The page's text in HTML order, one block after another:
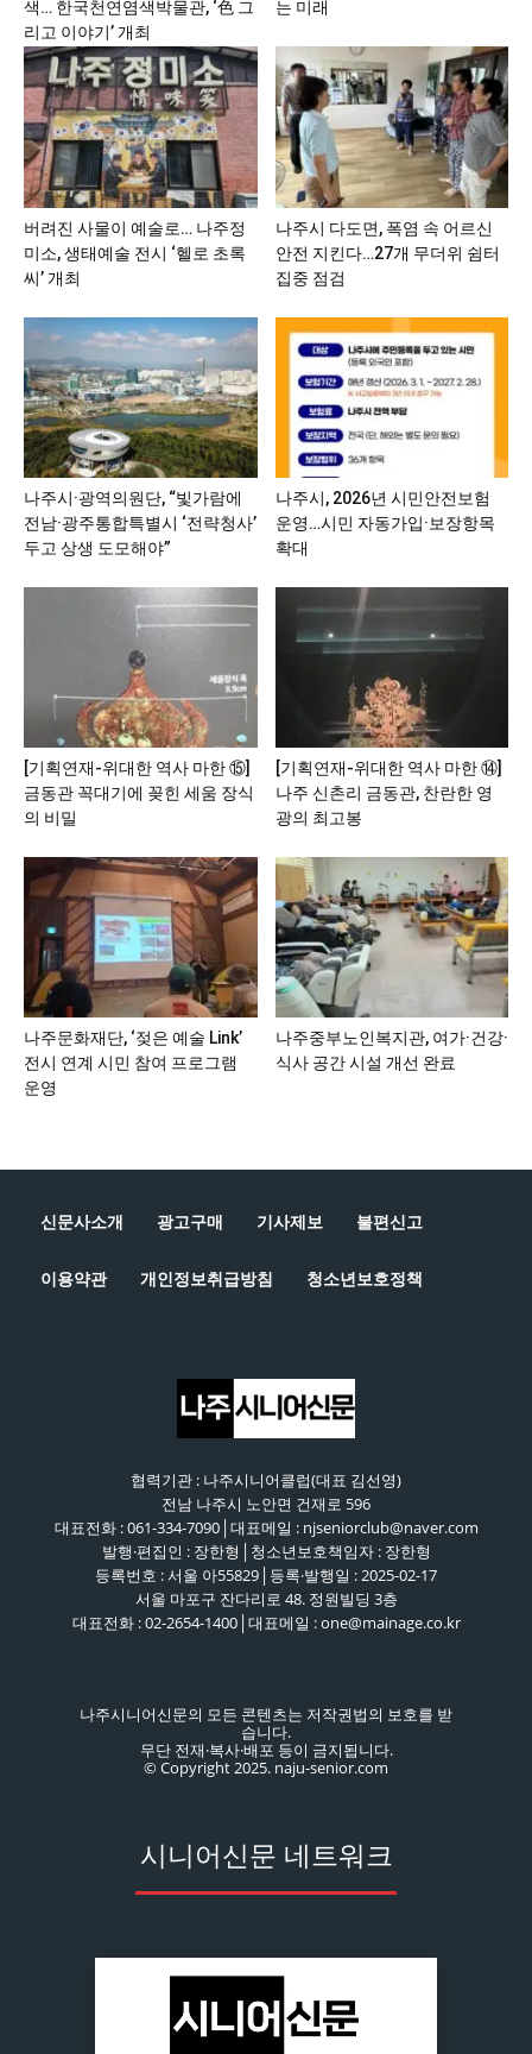
색… 한국천연염색박물관, ‘色 그
리고 이야기’ 개최
는 미래
버려진 사물이 예술로… 나주정
미소, 생태예술 전시 ‘헬로 초록
씨’ 개최
나주시 다도면, 폭염 속 어르신
안전 지킨다…27개 무더위 쉼터
집중 점검
나주시·광역의원단, “빛가람에
전남·광주통합특별시 ‘전략청사’
두고 상생 도모해야”
나주시, 2026년 시민안전보험
운영…시민 자동가입·보장항목
확대
[기획연재-위대한 역사 마한 ⑮]
금동관 꼭대기에 꽂힌 세움 장식
의 비밀
[기획연재-위대한 역사 마한 ⑭]
나주 신촌리 금동관, 찬란한 영
광의 최고봉
나주문화재단, ‘젖은 예술 Link’
전시 연계 시민 참여 프로그램
운영
나주중부노인복지관, 여가·건강·
식사 공간 시설 개선 완료
신문사소개 광고구매 기사제보 불편신고
이용약관 개인정보취급방침 청소년보호정책
협력기관 : 나주시니어클럽(대표 김선영)
전남 나주시 노안면 건재로 596
대표전화 : 061-334-7090│대표메일 : njseniorclub@naver.com
발행·편집인 : 장한형│청소년보호책임자 : 장한형
등록번호 : 서울 아55829│등록·발행일 : 2025-02-17
서울 마포구 잔다리로 48. 정원빌딩 3층
대표전화 : 02-2654-1400│대표메일 : one@mainage.co.kr
나주시니어신문의 모든 콘텐츠는 저작권법의 보호를 받
습니다.
무단 전재·복사·배포 등이 금지됩니다.
© Copyright 2025. naju-senior.com
시니어신문 네트워크